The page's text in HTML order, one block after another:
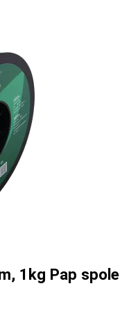
1kg Pap spole